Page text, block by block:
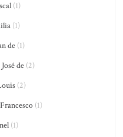
(1)
(1)
de(1)
de(2)
(2)
(1)
(1)